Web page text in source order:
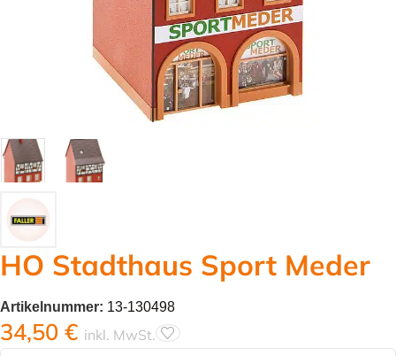
HO Stadthaus Sport Meder
Artikelnummer: 13-130498
34,50 € inkl. MwSt.